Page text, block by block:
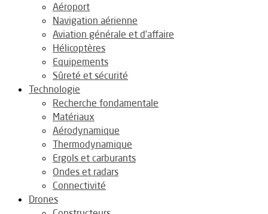
Aéroport
Navigation aérienne
Aviation générale et d’affaire
Hélicoptères
Equipements
Sûreté et sécurité
Technologie
Recherche fondamentale
Matériaux
Aérodynamique
Thermodynamique
Ergols et carburants
Ondes et radars
Connectivité
Drones